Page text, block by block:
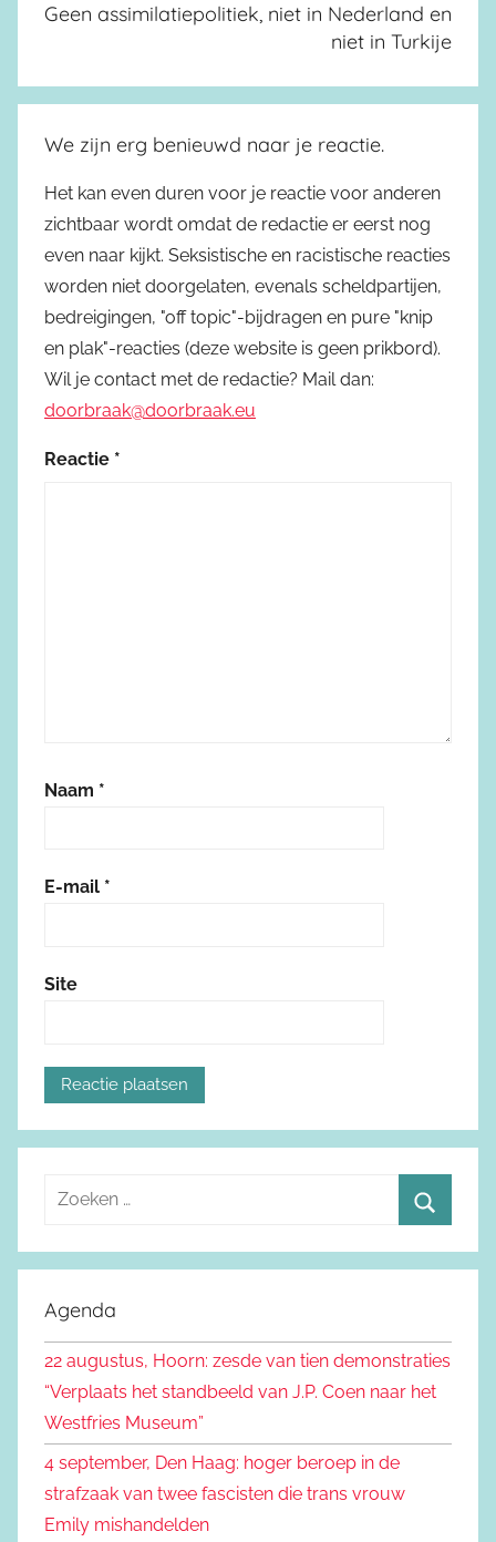
Geen assimilatiepolitiek, niet in Nederland en
niet in Turkije
We zijn erg benieuwd naar je reactie.
Het kan even duren voor je reactie voor anderen
zichtbaar wordt omdat de redactie er eerst nog
even naar kijkt. Seksistische en racistische reacties
worden niet doorgelaten, evenals scheldpartijen,
bedreigingen, "off topic"-bijdragen en pure "knip
en plak"-reacties (deze website is geen prikbord).
Wil je contact met de redactie? Mail dan:
doorbraak@doorbraak.eu
Reactie *
Naam *
E-mail *
Site
e
e
n
r
:
o
e
n
Agenda
22 augustus, Hoorn: zesde van tien demonstraties
“Verplaats het standbeeld van J.P. Coen naar het
Westfries Museum”
4 september, Den Haag: hoger beroep in de
strafzaak van twee fascisten die trans vrouw
Emily mishandelden